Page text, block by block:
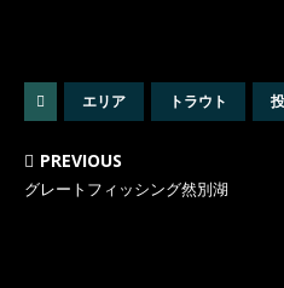
エリア トラウト
PREVIOUS
グレートフィッシング然別湖